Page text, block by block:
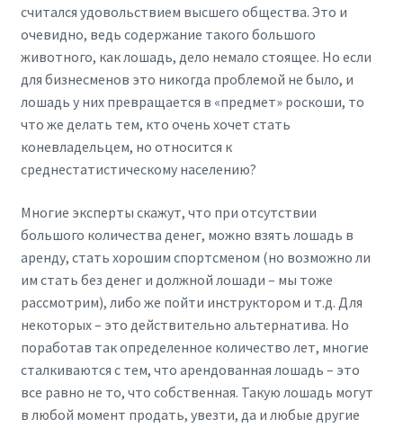
считался удовольствием высшего общества. Это и
очевидно, ведь содержание такого большого
животного, как лошадь, дело немало стоящее. Но если
для бизнесменов это никогда проблемой не было, и
лошадь у них превращается в «предмет» роскоши, то
что же делать тем, кто очень хочет стать
коневладельцем, но относится к
среднестатистическому населению?
Многие эксперты скажут, что при отсутствии
большого количества денег, можно взять лошадь в
аренду, стать хорошим спортсменом (но возможно ли
им стать без денег и должной лошади – мы тоже
рассмотрим), либо же пойти инструктором и т.д. Для
некоторых – это действительно альтернатива. Но
поработав так определенное количество лет, многие
сталкиваются с тем, что арендованная лошадь – это
все равно не то, что собственная. Такую лошадь могут
в любой момент продать, увезти, да и любые другие